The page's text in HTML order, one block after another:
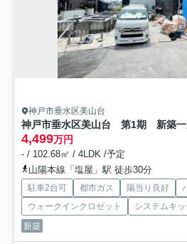
神戸市垂水区美山台
神戸市垂水区美山台 第1期 新築一
4,499万円
- / 102.68㎡ / 4LDK /予定
山陽本線「塩屋」駅 徒歩30分
駐車2台可 都市ガス 陽当り良好
ウォークインクロゼット
システムキッ
新築